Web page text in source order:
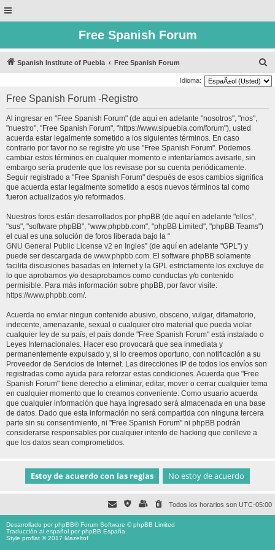
Free Spanish Forum
Spanish Institute of Puebla Free Spanish Forum
u
Idioma:
Free Spanish Forum -Registro
Al ingresar en "Free Spanish Forum" (de aquí en adelante "nosotros", "nos",
"nuestro", "Free Spanish Forum", "https://www.sipuebla.com/forum"), usted
acuerda estar legalmente sometido a los siguientes términos. En caso
contrario por favor no se registre y/o use "Free Spanish Forum". Podemos
cambiar estos términos en cualquier momento e intentaríamos avisarle, sin
embargo sería prudente que los revisase por su cuenta periódicamente.
Seguir registrado a "Free Spanish Forum" después de esos cambios significa
que acuerda estar legalmente sometido a esos nuevos términos tal como
fueron actualizados y/o reformados.
Nuestros foros están desarrollados por phpBB (de aquí en adelante "ellos",
"sus", "software phpBB", "www.phpbb.com", "phpBB Limited", "phpBB Teams")
el cual es una solución de foros liberada bajo la “
GNU General Public License v2 en Ingles” (de aquí en adelante "GPL") y
puede ser descargada de www.phpbb.com. El software phpBB solamente
facilita discusiones basadas en Internet y la GPL estrictamente los excluye de
lo que aprobamos y/o desaprobamos como conductas y/o contenido
permisible. Para más información sobre phpBB, por favor visite:
https://www.phpbb.com/.
Acuerda no enviar ningun contenido abusivo, obsceno, vulgar, difamatorio,
indecente, amenazante, sexual o cualquier otro material que pueda violar
cualquier ley de su país, el país donde "Free Spanish Forum" está instalado o
Leyes Internacionales. Hacer eso provocará que sea inmediata y
permanentemente expulsado y, si lo creemos oportuno, con notificación a su
Proveedor de Servicios de Internet. Las direcciones IP de todos los envíos son
registradas como ayuda para reforzar estas condiciones. Acuerda que "Free
Spanish Forum" tiene derecho a eliminar, editar, mover o cerrar cualquier tema
en cualquier momento que lo creamos conveniente. Como usuario acuerda
que cualquier información que haya ingresado será almacenada en una base
de datos. Dado que esta información no será compartida con ninguna tercera
parte sin su consentimiento, ni "Free Spanish Forum" ni phpBB podrán
considerarse responsables por cualquier intento de hacking que conlleve a
que los datos sean comprometidos.
Todos los horarios son UTC-05:00
Desarrollado porphpBB® Forum Software © phpBB Limited
Traducción al español porphpBB España
Style proflat © 2017 Mazeltof